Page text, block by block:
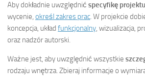
Aby dokładnie uwzględnić specyfikę
wycenie, określ zakres prac. W projekcie
koncepcja, układ funkcjonalny, wizualizacja,
oraz nadzór autorski.
Ważne jest, aby uwzględnić wszystkie
rodzaju wnętrza. Zbieraj informacje o